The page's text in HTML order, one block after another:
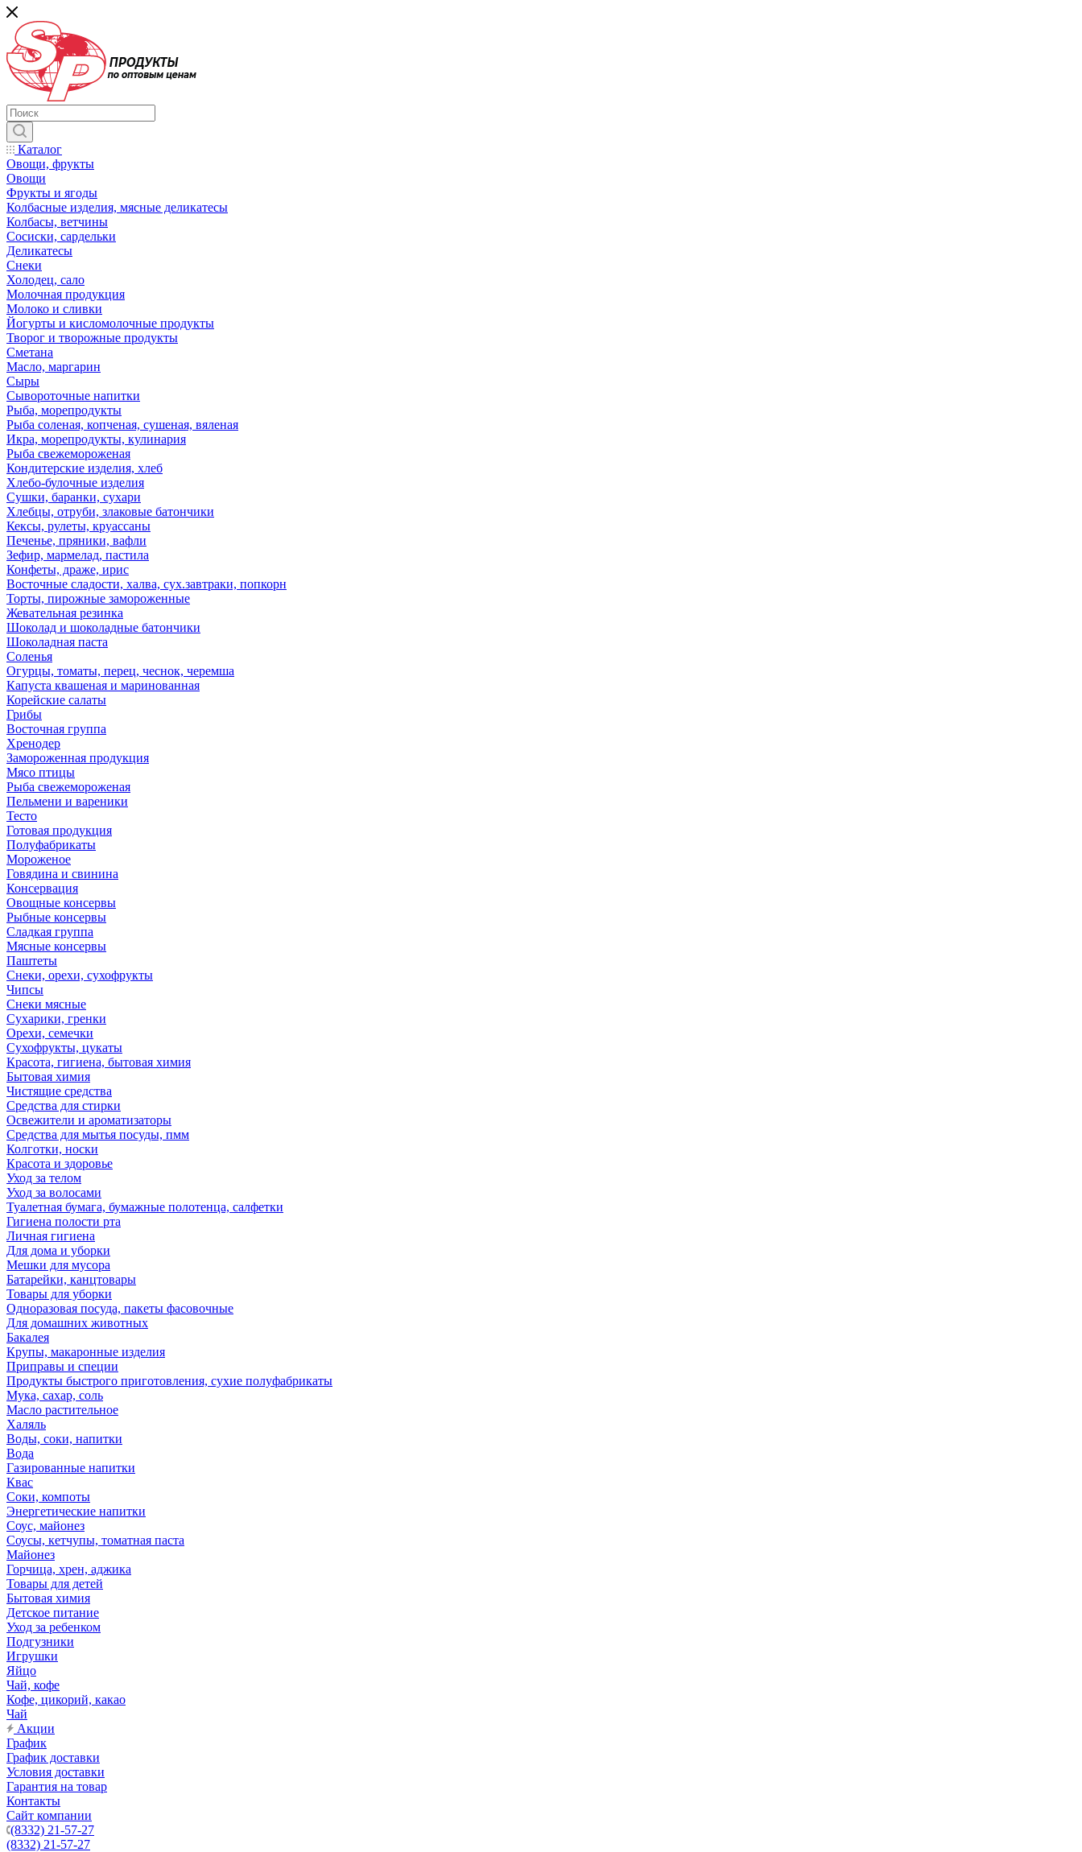
Каталог
Овощи, фрукты
Овощи
Фрукты и ягоды
Колбасные изделия, мясные деликатесы
Колбасы, ветчины
Сосиски, сардельки
Деликатесы
Снеки
Холодец, сало
Молочная продукция
Молоко и сливки
Йогурты и кисломолочные продукты
Творог и творожные продукты
Сметана
Масло, маргарин
Сыры
Сывороточные напитки
Рыба, морепродукты
Рыба соленая, копченая, сушеная, вяленая
Икра, морепродукты, кулинария
Рыба свежемороженая
Кондитерские изделия, хлеб
Хлебо-булочные изделия
Сушки, баранки, сухари
Хлебцы, отруби, злаковые батончики
Кексы, рулеты, круассаны
Печенье, пряники, вафли
Зефир, мармелад, пастила
Конфеты, драже, ирис
Восточные сладости, халва, сух.завтраки, попкорн
Торты, пирожные замороженные
Жевательная резинка
Шоколад и шоколадные батончики
Шоколадная паста
Соленья
Огурцы, томаты, перец, чеснок, черемша
Капуста квашеная и маринованная
Корейские салаты
Грибы
Восточная группа
Хренодер
Замороженная продукция
Мясо птицы
Рыба свежемороженая
Пельмени и вареники
Тесто
Готовая продукция
Полуфабрикаты
Мороженое
Говядина и свинина
Консервация
Овощные консервы
Рыбные консервы
Сладкая группа
Мясные консервы
Паштеты
Снеки, орехи, сухофрукты
Чипсы
Снеки мясные
Сухарики, гренки
Орехи, семечки
Сухофрукты, цукаты
Красота, гигиена, бытовая химия
Бытовая химия
Чистящие средства
Средства для стирки
Освежители и ароматизаторы
Средства для мытья посуды, пмм
Колготки, носки
Красота и здоровье
Уход за телом
Уход за волосами
Туалетная бумага, бумажные полотенца, салфетки
Гигиена полости рта
Личная гигиена
Для дома и уборки
Мешки для мусора
Батарейки, канцтовары
Товары для уборки
Одноразовая посуда, пакеты фасовочные
Для домашних животных
Бакалея
Крупы, макаронные изделия
Приправы и специи
Продукты быстрого приготовления, сухие полуфабрикаты
Мука, сахар, соль
Масло растительное
Халяль
Воды, соки, напитки
Вода
Газированные напитки
Квас
Соки, компоты
Энергетические напитки
Соус, майонез
Соусы, кетчупы, томатная паста
Майонез
Горчица, хрен, аджика
Товары для детей
Бытовая химия
Детское питание
Уход за ребенком
Подгузники
Игрушки
Яйцо
Чай, кофе
Кофе, цикорий, какао
Чай
Акции
График
График доставки
Условия доставки
Гарантия на товар
Контакты
Сайт компании
(8332) 21-57-27
(8332) 21-57-27